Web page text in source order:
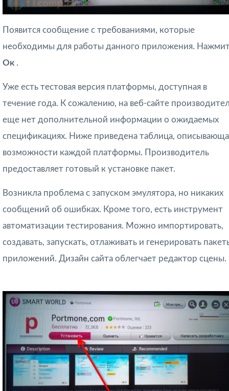
Появится сообщение с требованиями, которые
необходимы для работы данного приложения.
Ок .
Уже есть тестовая версия платформы, доступная в
течение года. К сожалению, на веб-сайте
еще нет дополнительной информации о ожидаемых
спецификациях. Ниже приведена таблица,
возможности каждой платформы. Производитель
предоставляет готовый к установке пакет.
Возникла проблема с запуском эмулятора, но никаких
сообщений об ошибках. Кроме того, есть инструмент
автоматизации тестирования. Можно импортировать,
создавать, запускать, отлаживать и генерировать
приложений. Дизайн сайта облегчает редактор сцены.